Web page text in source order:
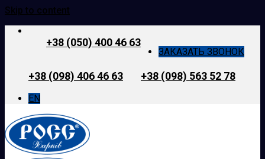
Skip to content
+38 (050) 400 46 63
+38 (098) 406 46 63 +38 (098) 563 52 78
ЗАКАЗАТЬ ЗВОНОК
EN